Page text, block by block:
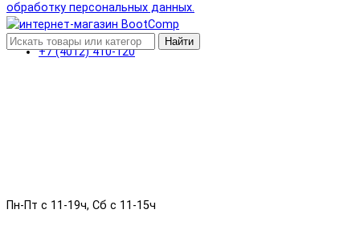
+7 (4012) 410-120
Пн-Пт с 11-19ч, Сб с 11-15ч
обработку персональных данных.
Найти